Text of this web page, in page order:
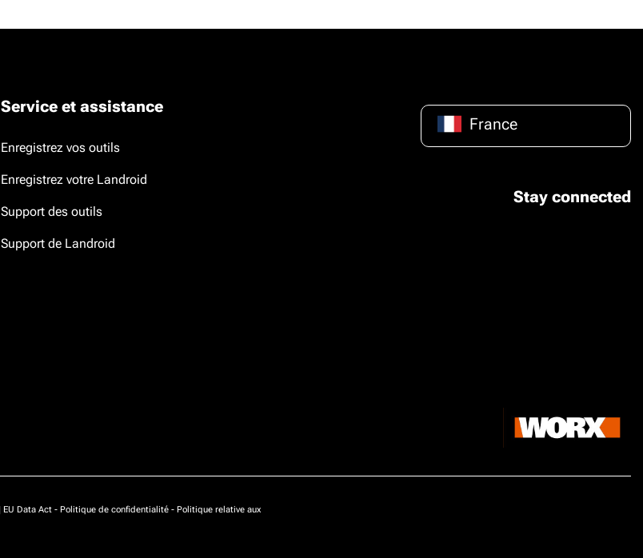
Service et assistance
Enregistrez vos outils
Enregistrez votre Landroid
Support des outils
Support de Landroid
France
Stay connected
EU Data Act - Politique de confidentialité - Politique relative aux